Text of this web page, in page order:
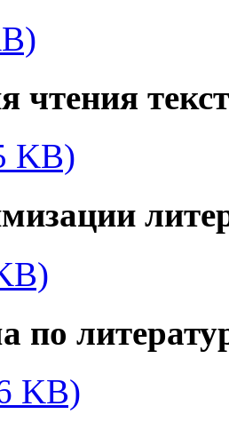
чтения
KB)
по
KB)